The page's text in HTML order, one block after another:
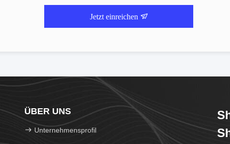
Jetzt einreichen
ÜBER UNS
Unternehmensprofil